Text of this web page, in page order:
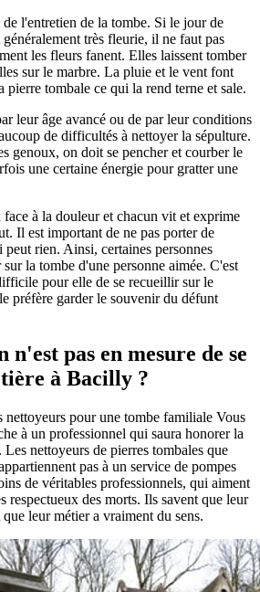
de l'entretien de la tombe. Si le jour de
très fleurie, il ne faut pas
les fleurs fanent. Elles laissent tomber
sur le marbre. La pluie et le vent font
pierre tombale ce qui la rend terne et sale.
leur âge avancé ou de par leur conditions
de difficultés à nettoyer la sépulture.
genoux, on doit se pencher et courber le
une certaine énergie pour gratter une
face à la douleur et chacun vit et exprime
Il est important de ne pas porter de
peut rien. Ainsi, certaines personnes
la tombe d'une personne aimée. C'est
pour elle de se recueillir sur le
préfère garder le souvenir du défunt
pas en mesure de se
à Bacilly ?
nettoyeurs pour une tombe familiale Vous
à un professionnel qui saura honorer la
nettoyeurs de pierres tombales que
pas à un service de pompes
de véritables professionnels, qui aiment
respectueux des morts. Ils savent que leur
leur métier a vraiment du sens.